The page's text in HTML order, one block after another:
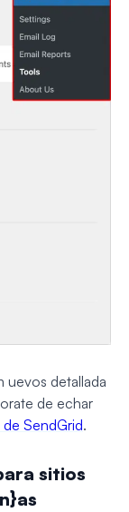
uevos detallada
de echar
SendGrid.
sitios